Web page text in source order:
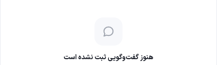
هنوز گفت‌وگویی ثبت نشده است